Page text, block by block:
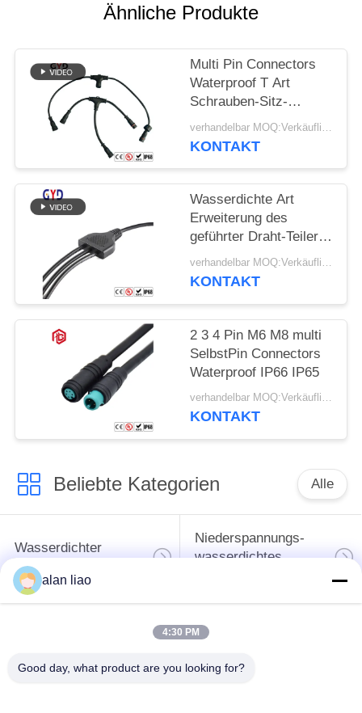
Ähnliche Produkte
Multi Pin Connectors
Waterproof T Art
Schrauben-Sitz-
Versammlung IP68
verhandelbar MOQ:Verkäuflich
KONTAKT
Wasserdichte Art
Erweiterung des
geführter Draht-Teiler-Y
verkabeln 2 Pin Wire
Connectors
verhandelbar MOQ:Verkäuflich
KONTAKT
2 3 4 Pin M6 M8 multi
SelbstPin Connectors
Waterproof IP66 IP65
verhandelbar MOQ:Verkäuflich
KONTAKT
Beliebte Kategorien Alle
Wasserdichter
Rundsteckverbinder
Niederspannungs-
wasserdichtes
Verbindungsstück
Lampenfassung E27
alan liao
4:30 PM
Good day, what product are you looking for?